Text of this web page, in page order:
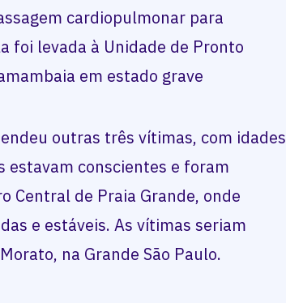
cardiopulmonar para
foi levada à Unidade de Pronto
em estado grave
outras três vítimas, com idades
estavam conscientes e foram
Central de Praia Grande, onde
e estáveis. As vítimas seriam
na Grande São Paulo.